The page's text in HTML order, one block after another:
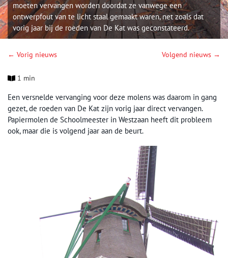
moeten vervangen worden doordat ze vanwege een
ontwerpfout van te licht staal gemaakt waren, net zoals dat
vorig jaar bij de roeden van De Kat was geconstateerd.
← Vorig nieuws Volgend nieuws →
1 min
Een versnelde vervanging voor deze molens was daarom in gang
gezet, de roeden van De Kat zijn vorig jaar direct vervangen.
Papiermolen de Schoolmeester in Westzaan heeft dit probleem
ook, maar die is volgend jaar aan de beurt.